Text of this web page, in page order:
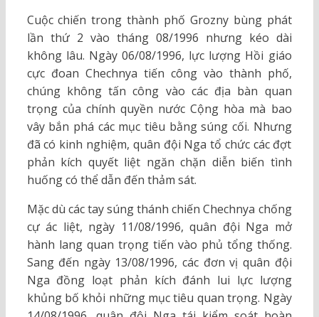
Cuộc chiến trong thành phố Grozny bùng phát
lần thứ 2 vào tháng 08/1996 nhưng kéo dài
không lâu. Ngày 06/08/1996, lực lượng Hồi giáo
cực đoan Chechnya tiến công vào thành phố,
chúng không tấn công vào các địa bàn quan
trọng của chính quyền nước Cộng hòa mà bao
vây bắn phá các mục tiêu bằng súng cối. Nhưng
đã có kinh nghiệm, quân đội Nga tổ chức các đợt
phản kích quyết liệt ngăn chặn diễn biến tình
huống có thể dẫn đến thảm sát.
Mặc dù các tay súng thánh chiến Chechnya chống
cự ác liệt, ngày 11/08/1996, quân đội Nga mở
hành lang quan trọng tiến vào phủ tổng thống.
Sang đến ngày 13/08/1996, các đơn vị quân đội
Nga đồng loạt phản kích đánh lui lực lượng
khủng bố khỏi những mục tiêu quan trọng. Ngày